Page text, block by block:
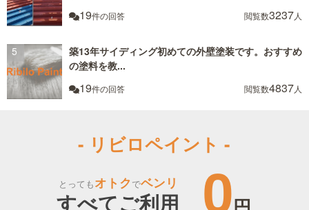
19件の回答 閲覧数3237人
築13年サイディング初めての外壁塗装です。おすすめ
の塗料を教...
19件の回答 閲覧数4837人
- リビロペイント -
とってもオトクでベンリ
すべてご利用 0